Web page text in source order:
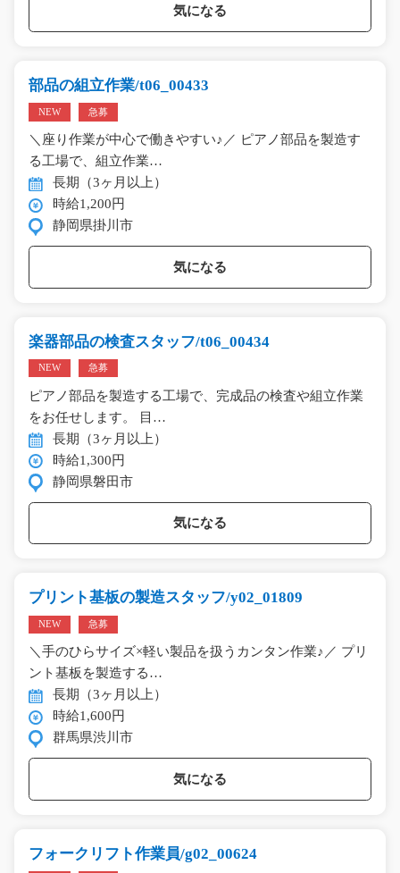
気になる
部品の組立作業/t06_00433
NEW 急募
＼座り作業が中心で働きやすい♪／ ピアノ部品を製造す
る工場で、組立作業…
長期（3ヶ月以上）
時給1,200円
静岡県掛川市
気になる
楽器部品の検査スタッフ/t06_00434
NEW 急募
ピアノ部品を製造する工場で、完成品の検査や組立作業
をお任せします。 目…
長期（3ヶ月以上）
時給1,300円
静岡県磐田市
気になる
プリント基板の製造スタッフ/y02_01809
NEW 急募
＼手のひらサイズ×軽い製品を扱うカンタン作業♪／ プリ
ント基板を製造する…
長期（3ヶ月以上）
時給1,600円
群馬県渋川市
気になる
フォークリフト作業員/g02_00624